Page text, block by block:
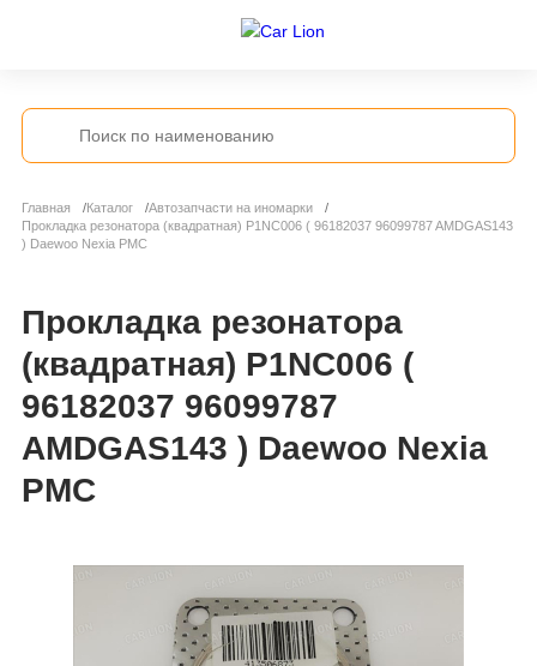
Главная Каталог
Автозапчасти на иномарки
Прокладка резонатора (квадратная) P1NC006 ( 96182037 96099787 AMDGAS143
) Daewoo Nexia PMC
Прокладка резонатора
(квадратная) P1NC006 (
96182037 96099787
AMDGAS143 ) Daewoo Nexia
PMC